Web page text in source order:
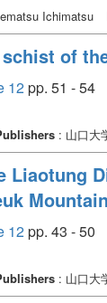
Ichimatsu
of
12pp. 51 - 54
: 山口大
Liaotung
12pp. 43 - 50
: 山口大